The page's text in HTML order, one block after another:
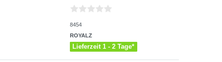
8454
ROYALZ
Lieferzeit 1 - 2 Tage*